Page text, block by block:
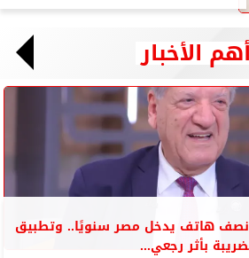
أهم الأخبار
هاتف يدخل مصر سنويًا.. وتطبيق
بأثر رجعي...